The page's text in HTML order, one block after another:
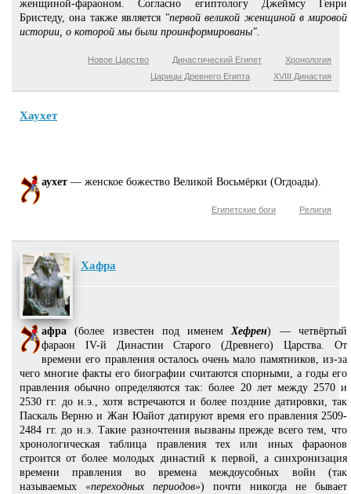
женщиной-фараоном. Согласно египтологу Джеймсу Генри
Бристеду, она также является "первой великой женщиной в мировой
истории, о которой мы были проинформированы".
Хронология
Династический Египет
Новое Царство
XVIII Династия
Царицы Древнего Египта
Хаухет
аухет — женское божество Великой Восьмёрки (Огдоады).
Религия
Египетские боги
Хафра
афра (более известен под именемХефрен) — четвёртый
фараон IV-й Династии Старого (Древнего) Царства. От
времени его правления осталось очень мало памятников, из-за
чего многие факты его биографии считаются спорными, а годы его
правления обычно определяются так: более 20 лет между 2570 и
2530 гг. до н.э., хотя встречаются и более поздние датировки, так
Паскаль Верню и Жан Юайот датируют время его правления 2509-
2484 гг. до н.э. Такие разночтения вызваны прежде всего тем, что
хронологическая таблица правления тех или иных фараонов
строится от более молодых династий к первой, а синхронизация
времени правления во времена междоусобных войн (так
называемых «переходных периодов») почти никогда не бывает